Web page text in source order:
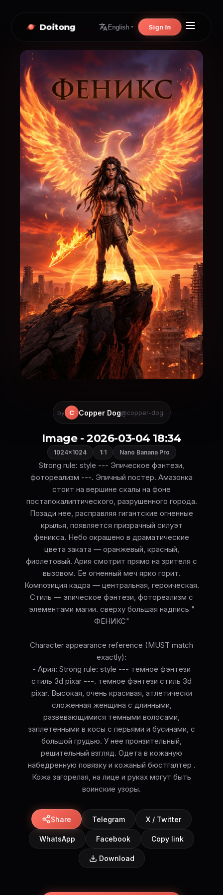
Doitong English Sign In
by C Copper Dog@copper-dog
Image - 2026-03-04 18:34
1024×1024 1:1 Nano Banana Pro
Strong rule: style --- Эпическое фэнтези,
фотореализм ---. Эпичный постер. Амазонка
стоит на вершине скалы на фоне
постапокалиптического, разрушенного города.
Позади нее, расправляя гигантские огненные
крылья, появляется призрачный силуэт
феникса. Небо окрашено в драматические
цвета заката — оранжевый, красный,
фиолетовый. Ария смотрит прямо на зрителя с
вызовом. Ее огненный меч ярко горит.
Композиция кадра — центральная, героическая.
Стиль — эпическое фэнтези, фотореализм с
элементами магии. сверху большая надпись "
ФЕНИКС"
Character appearance reference (MUST match
exactly):
- Ария: Strong rule: style --- темное фэнтези
стиль 3d pixar ---. темное фэнтези стиль 3d
pixar. Высокая, очень красивая, атлетически
сложенная женщина с длинными,
развевающимися темными волосами,
заплетенными в косы с перьями и бусинами, с
большой грудью. У нее пронзительный,
решительный взгляд. Одета в кожаную
набедренную повязку и кожаный бюстгалтер .
Кожа загорелая, на лице и руках могут быть
воинские узоры.
Share Telegram X / Twitter
WhatsApp Facebook Copy link
Download